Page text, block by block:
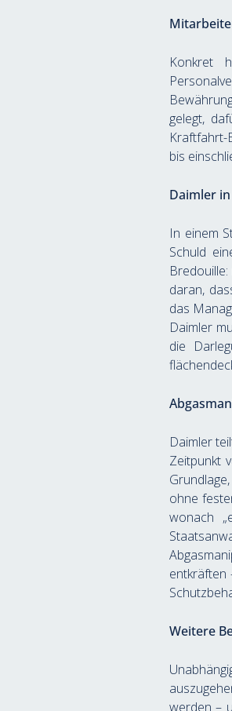
Konkret
gelegt,
Kraftfahrt-
bis
Daimler
In einem
Schuld
daran,
das
Daimler
die
Daimler
Zeitpunkt
ohne
wonach
entkräften
Weitere
werden –